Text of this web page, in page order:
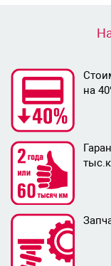
на